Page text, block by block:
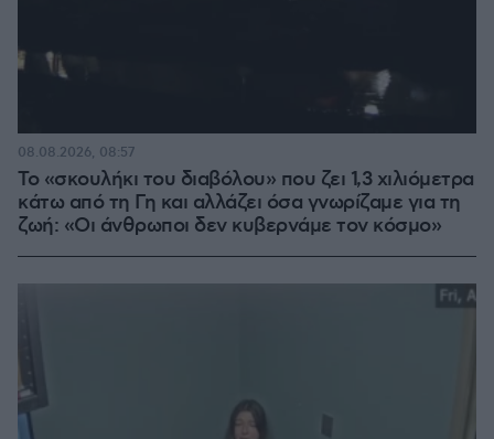
Το «σκουλήκι του διαβόλου» που ζει 1,3 χιλιόμετρα
κάτω από τη Γη και αλλάζει όσα γνωρίζαμε για τη
ζωή: «Οι άνθρωποι δεν κυβερνάμε τον κόσμο»
08.08.2026, 08:57